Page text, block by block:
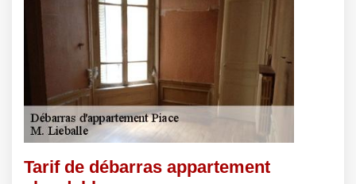
Tarif de débarras appartement